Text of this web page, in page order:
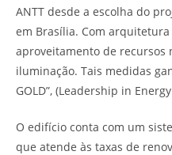
ANTT desde a escolha do
em Brasília. Com
aproveitamento de recursos
iluminação. Tais medidas
GOLD”, (Leadership in
O edifício conta com um
que atende às taxas de